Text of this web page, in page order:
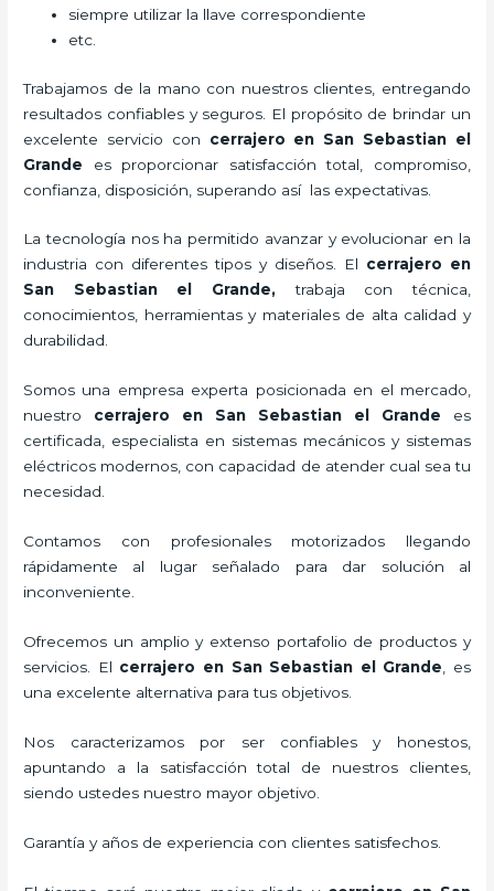
siempre utilizar la llave correspondiente
etc.
Trabajamos de la mano con nuestros clientes, entregando
resultados confiables y seguros. El propósito de brindar un
excelente servicio con cerrajero en San Sebastian el
Grande es proporcionar satisfacción total, compromiso,
confianza, disposición, superando así las expectativas.
La tecnología nos ha permitido avanzar y evolucionar en la
industria con diferentes tipos y diseños. El cerrajero en
San Sebastian el Grande,trabaja con técnica,
conocimientos, herramientas y materiales de alta calidad y
durabilidad.
Somos una empresa experta posicionada en el mercado,
nuestro cerrajero en San Sebastian el Grande es
certificada, especialista en sistemas mecánicos y sistemas
eléctricos modernos, con capacidad de atender cual sea tu
necesidad.
Contamos con profesionales motorizados llegando
rápidamente al lugar señalado para dar solución al
inconveniente.
Ofrecemos un amplio y extenso portafolio de productos y
servicios. El cerrajero en San Sebastian el Grande , es
una excelente alternativa para tus objetivos.
Nos caracterizamos por ser confiables y honestos,
apuntando a la satisfacción total de nuestros clientes,
siendo ustedes nuestro mayor objetivo.
Garantía y años de experiencia con clientes satisfechos.